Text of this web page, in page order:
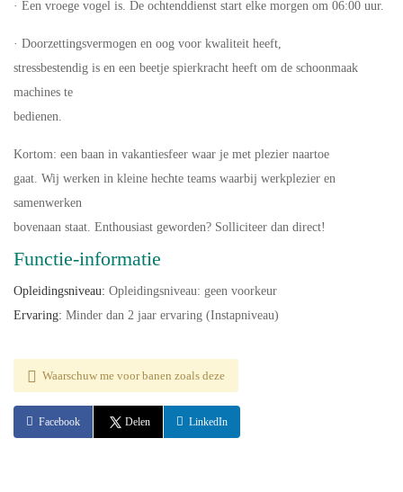
· Een vroege vogel is. De ochtenddienst start elke morgen om 06:00 uur.
· Doorzettingsvermogen en oog voor kwaliteit heeft,
stressbestendig is en een beetje spierkracht heeft om de schoonmaak
machines te
bedienen.
Kortom: een baan in vakantiesfeer waar je met plezier naartoe
gaat. Wij werken in kleine hechte teams waarbij werkplezier en
samenwerken
bovenaan staat. Enthousiast geworden? Solliciteer dan direct!
Functie-informatie
Opleidingsniveau: Opleidingsniveau: geen voorkeur
Ervaring: Minder dan 2 jaar ervaring (Instapniveau)
Waarschuw me voor banen zoals deze
Facebook Delen LinkedIn